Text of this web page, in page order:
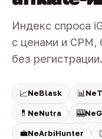
Индекс спроса
с ценами и
без регистрации.
📈NeBlask 📊
💊 NeNutra 🎰
💼NeArbiHunter